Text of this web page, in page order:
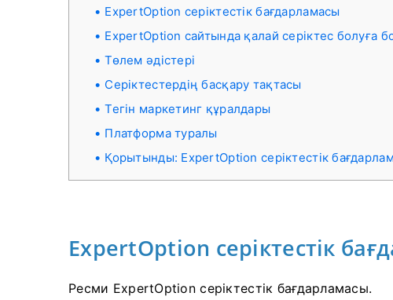
ExpertOption серіктестік бағдарламасы
ExpertOption сайтында қалай серіктес болуға
Төлем әдістері
Серіктестердің басқару тақтасы
Тегін маркетинг құралдары
Платформа туралы
Қорытынды: ExpertOption серіктестік
ExpertOption серіктестік
Ресми ExpertOption серіктестік бағдарламасы.